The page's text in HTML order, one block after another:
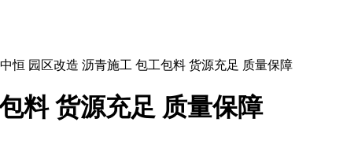
恒 园区改造 沥青施工 包工包料 货源充足 质量保障
料 货源充足 质量保障